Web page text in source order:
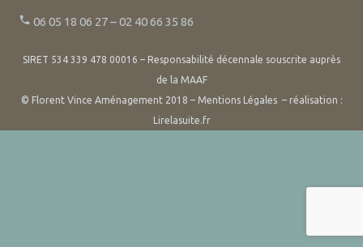
phone 06 05 18 06 27 – 02 40 66 35 86
SIRET 534 339 478 00016 – Responsabilité décennale souscrite auprès
de la MAAF
© Florent Vince Aménagement 2018 – Mentions Légales– réalisation :
Lirelasuite.fr